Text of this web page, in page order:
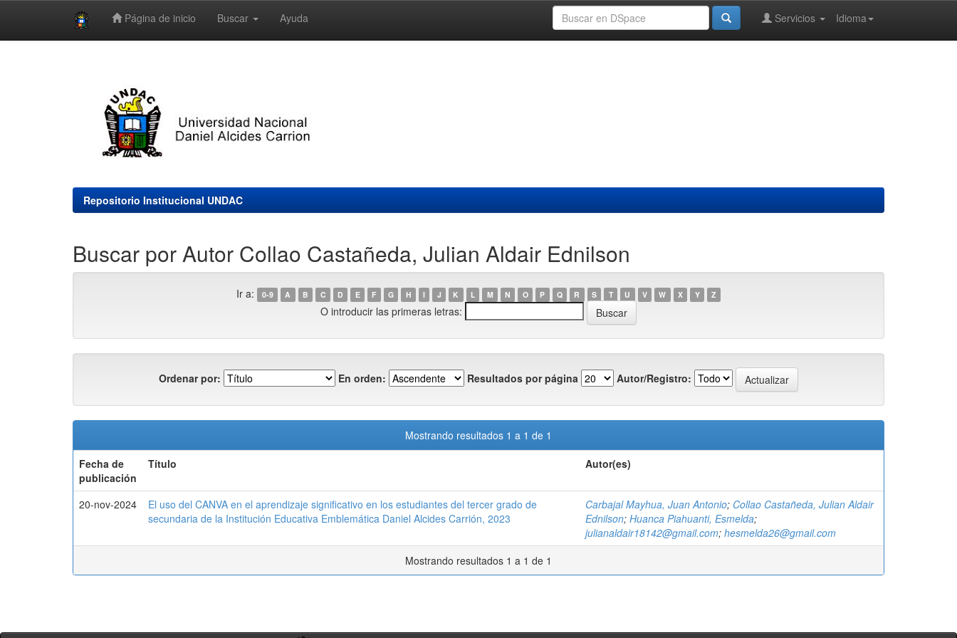
Página de inicio Buscar Ayuda Idioma
Servicios
Repositorio Institucional UNDAC
Buscar por Autor Collao Castañeda, Julian Aldair Ednilson
Ir a: 0-9 A B C D E F G H I J K L M N O P Q R S T U V W X Y Z
O introducir las primeras letras:
Ordenar por: En orden: Resultados por página Autor/Registro:
Mostrando resultados 1 a 1 de 1
Fecha de
publicación
Título Autor(es)
20-nov-2024
El uso del CANVA en el aprendizaje significativo en los estudiantes del tercer grado de
secundaria de la Institución Educativa Emblemática Daniel Alcides Carrión, 2023
Carbajal Mayhua, Juan Antonio; Collao Castañeda, Julian Aldair
Ednilson; Huanca Piahuanti, Esmelda;
julianaldair18142@gmail.com; hesmelda26@gmail.com
Mostrando resultados 1 a 1 de 1